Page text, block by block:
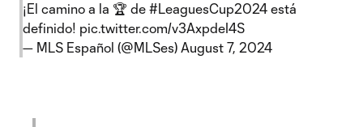
¡El camino a la 🏆 de #LeaguesCup2024 está
definido! pic.twitter.com/v3AxpdeI4S
— MLS Español (@MLSes) August 7, 2024